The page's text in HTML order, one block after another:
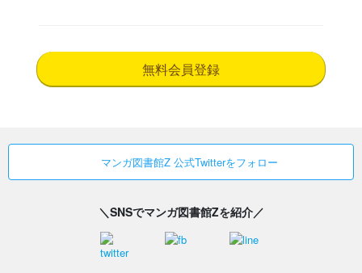
無料会員登録
マンガ図書館Z 公式Twitterをフォロー
＼SNSでマンガ図書館Zを紹介／